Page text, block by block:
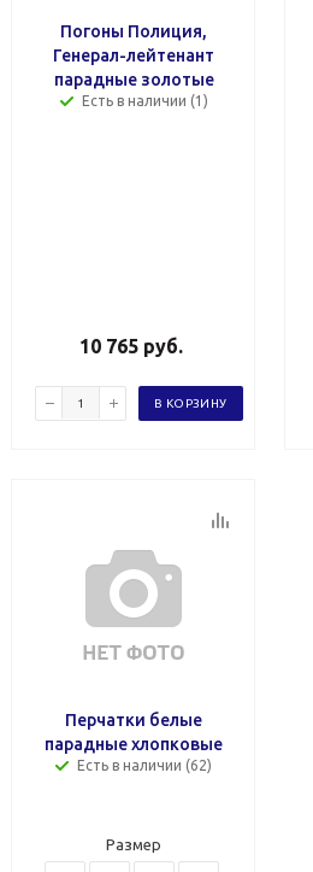
Погоны Полиция,
Генерал-лейтенант
парадные золотые
Есть в наличии (1)
10 765 руб.
В КОРЗИНУ
Перчатки белые
парадные хлопковые
Есть в наличии (62)
Размер